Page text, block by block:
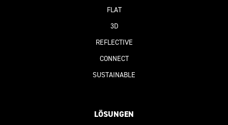
FLAT
3D
REFLECTIVE
CONNECT
SUSTAINABLE
LÖSUNGEN